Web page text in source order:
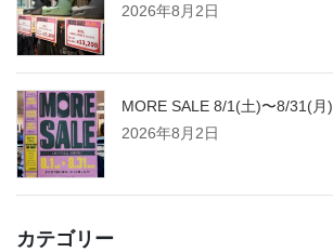
2026年8月2日
MORE SALE 8/1(土)〜8/31(月)
2026年8月2日
カテゴリー